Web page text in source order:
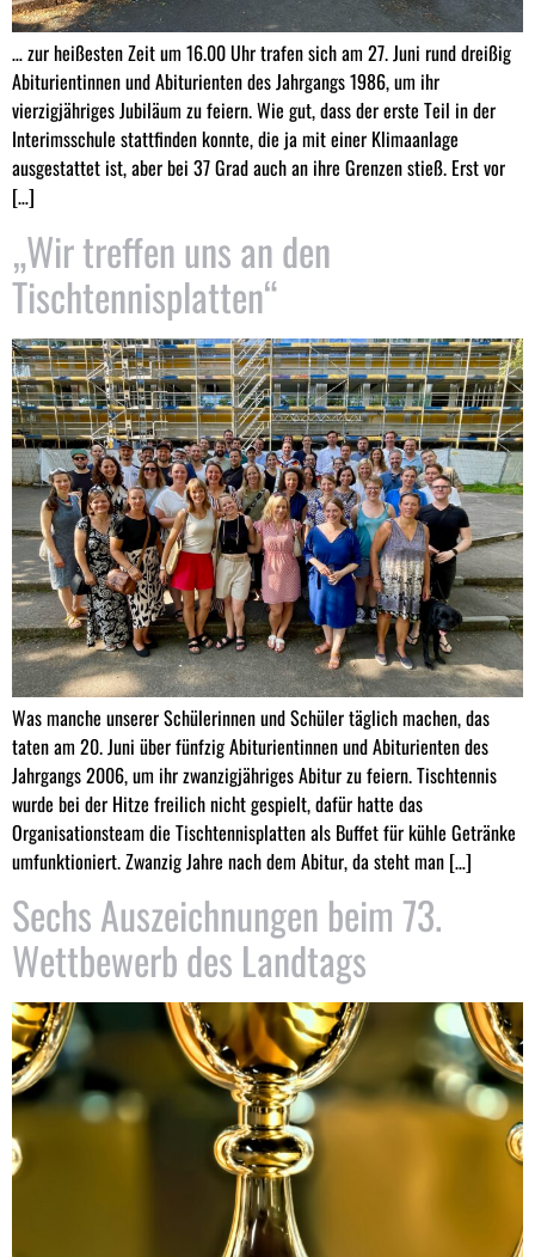
… zur heißesten Zeit um 16.00 Uhr trafen sich am 27. Juni rund dreißig
Abiturientinnen und Abiturienten des Jahrgangs 1986, um ihr
vierzigjähriges Jubiläum zu feiern. Wie gut, dass der erste Teil in der
Interimsschule stattfinden konnte, die ja mit einer Klimaanlage
ausgestattet ist, aber bei 37 Grad auch an ihre Grenzen stieß. Erst vor
[…]
„Wir treffen uns an den
Tischtennisplatten“
Was manche unserer Schülerinnen und Schüler täglich machen, das
taten am 20. Juni über fünfzig Abiturientinnen und Abiturienten des
Jahrgangs 2006, um ihr zwanzigjähriges Abitur zu feiern. Tischtennis
wurde bei der Hitze freilich nicht gespielt, dafür hatte das
Organisationsteam die Tischtennisplatten als Buffet für kühle Getränke
umfunktioniert. Zwanzig Jahre nach dem Abitur, da steht man […]
Sechs Auszeichnungen beim 73.
Wettbewerb des Landtags